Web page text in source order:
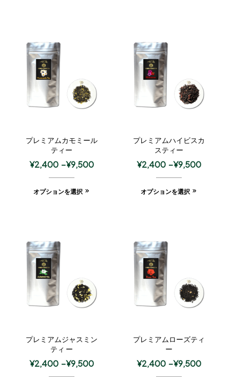
プレミアムカモミール
ティー
¥2,400 –¥9,500
オプションを選択
プレミアムハイビスカ
スティー
¥2,400 –¥9,500
オプションを選択
プレミアムジャスミン
ティ ー
¥2,400 –¥9,500
プレミアムローズティ
ー
¥2,400 –¥9,500